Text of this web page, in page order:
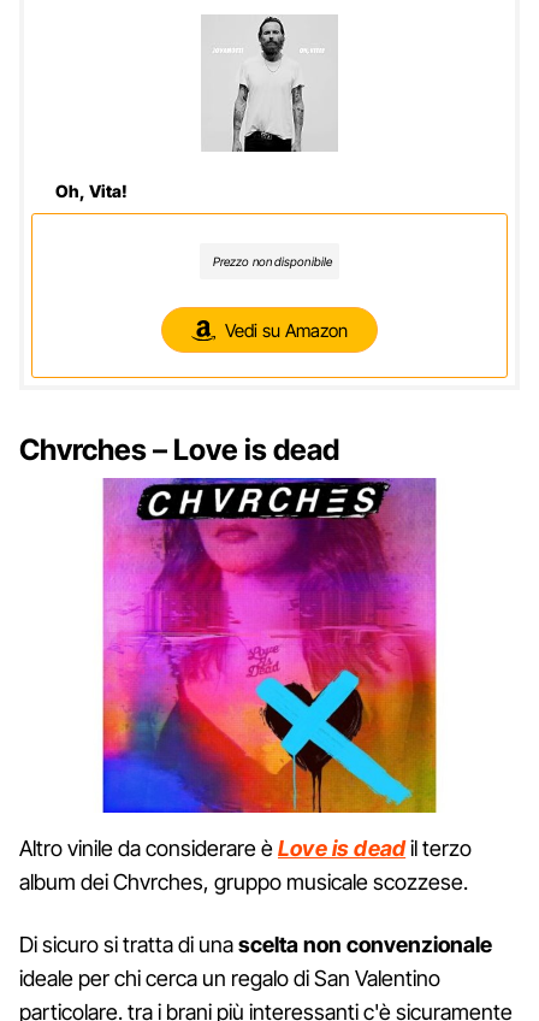
Oh, Vita!
Prezzo non disponibile
Vedi su Amazon
Chvrches – Love is dead
Altro vinile da considerare èLove is deadil terzo
album dei Chvrches, gruppo musicale scozzese.
Di sicuro si tratta di unascelta non convenzionale
ideale per chi cerca un regalo di San Valentino
particolare. tra i brani più interessanti c'è sicuramente